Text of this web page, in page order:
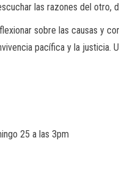
las razones del otro,
sobre las causas y
pacífica y la
25 a las 3pm